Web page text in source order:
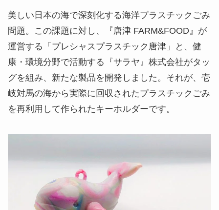
美しい日本の海で深刻化する海洋プラスチックごみ
問題。この課題に対し、『唐津 FARM&FOOD』が
運営する「プレシャスプラスチック唐津」と、健
康・環境分野で活動する『サラヤ』株式会社がタッ
グを組み、新たな製品を開発しました。それが、壱
岐対馬の海から実際に回収されたプラスチックごみ
を再利用して作られたキーホルダーです。